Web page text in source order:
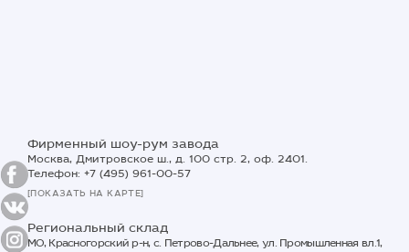
Фирменный шоу-рум завода
Москва, Дмитровское ш., д. 100 стр. 2, оф. 2401.
Телефон: +7 (495) 961-00-57
[ПОКАЗАТЬ НА КАРТЕ]
Региональный склад
МО, Красногорский р-н, с. Петрово-Дальнее, ул. Промышленная вл.1,